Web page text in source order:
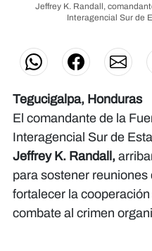
Jeffrey K. Randall,
Interagencial Sur de
Tegucigalpa, Honduras
El comandante de la
Interagencial Sur de
Jeffrey K. Randall,
para sostener
fortalecer la
combate al crimen